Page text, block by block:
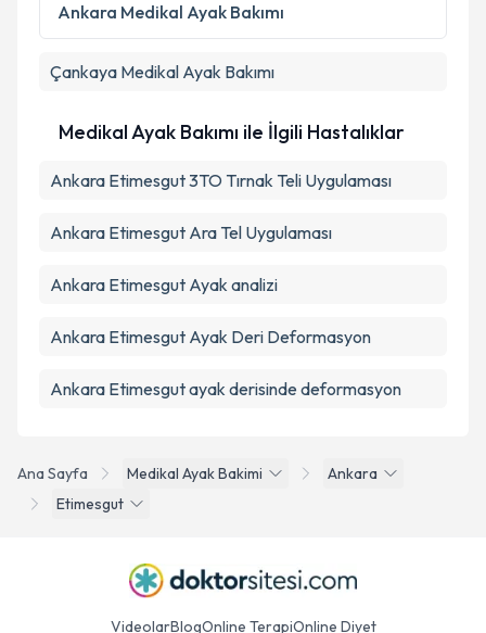
Ana Sayfa Medikal Ayak Bakimi
Ankara
Etimesgut
Ankara Medikal Ayak Bakımı
Çankaya Medikal Ayak Bakımı
Medikal Ayak Bakımı ile İlgili Hastalıklar
Ankara Etimesgut 3TO Tırnak Teli Uygulaması
Ankara Etimesgut Ara Tel Uygulaması
Ankara Etimesgut Ayak analizi
Ankara Etimesgut Ayak Deri Deformasyon
Ankara Etimesgut ayak derisinde deformasyon
VideolarBlogOnline TerapiOnline Diyet